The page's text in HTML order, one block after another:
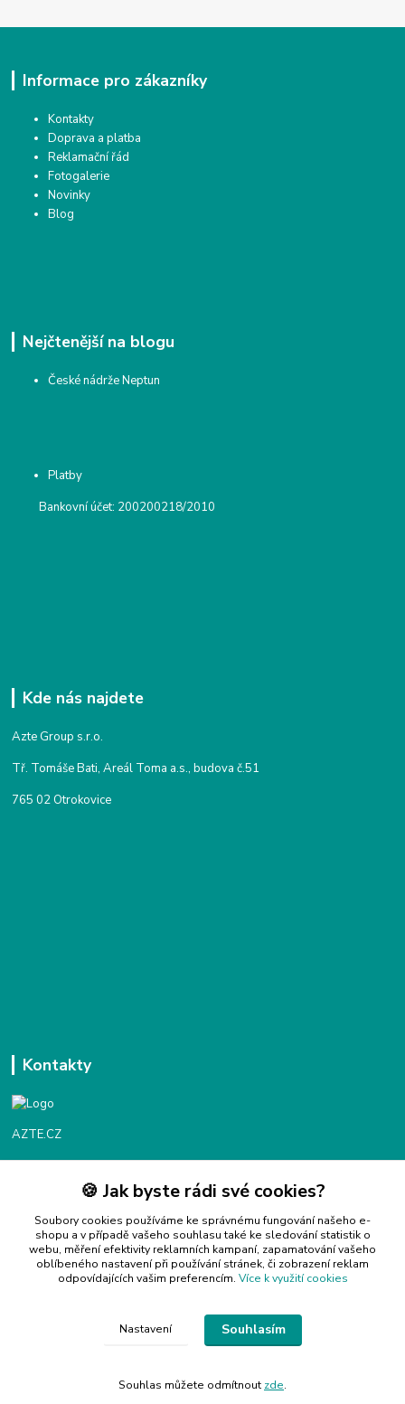
Informace pro zákazníky
Kontakty
Doprava a platba
Reklamační řád
Fotogalerie
Novinky
Blog
Nejčtenější na blogu
České nádrže Neptun
Platby
Bankovní účet: 200200218/2010
Kde nás najdete
Azte Group s.r.o.
Tř. Tomáše Bati, Areál Toma a.s., budova č.51
765 02 Otrokovice
Kontakty
AZTE.CZ
Objednávky / fakturace
Po - Čt 9:00 - 16:00
Info@azte.cz
Copyright 2024 © AZTE.CZ
🍪 Jak byste rádi své cookies?
Soubory cookies používáme ke správnému fungování našeho e-
shopu a v případě vašeho souhlasu také ke sledování statistik o
webu, měření efektivity reklamních kampaní, zapamatování vašeho
oblíbeného nastavení při používání stránek, či zobrazení reklam
odpovídajících vašim preferencím. Více k využití cookies
Nastavení Souhlasím
Souhlas můžete odmítnout zde.